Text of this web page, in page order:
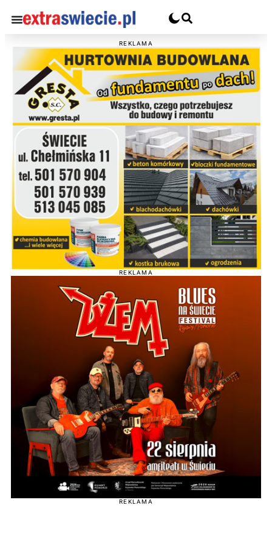
REKLAMA
REKLAMA
REKLAMA